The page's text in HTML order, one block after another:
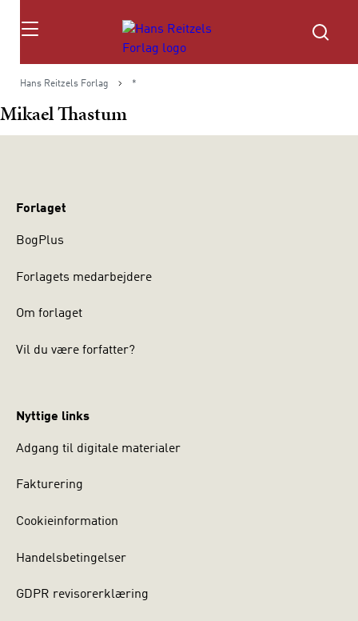
Søg
Hans Reitzels Forlag *
Mikael Thastum
Forlaget
BogPlus
Forlagets medarbejdere
Om forlaget
Vil du være forfatter?
Nyttige links
Adgang til digitale materialer
Fakturering
Cookieinformation
Handelsbetingelser
GDPR revisorerklæring